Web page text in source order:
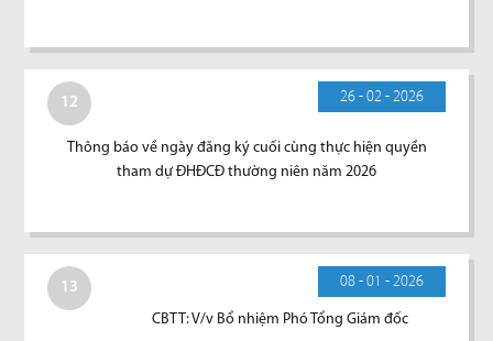
12 26 - 02 - 2026
Thông báo về ngày đăng ký cuối cùng thực hiện quyền
tham dự ĐHĐCĐ thường niên năm 2026
13 08 - 01 - 2026
CBTT: V/v Bổ nhiệm Phó Tổng Giám đốc